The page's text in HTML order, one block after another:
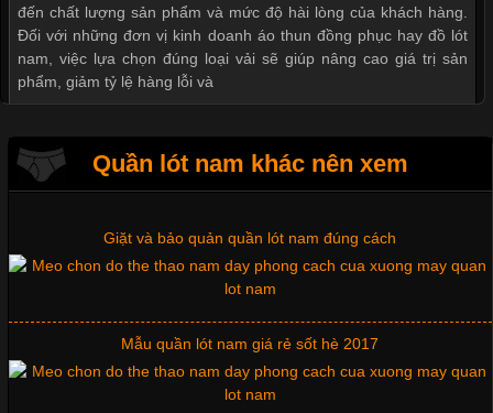
đến chất lượng sản phẩm và mức độ hài lòng của khách hàng.
Đối với những đơn vị kinh doanh áo thun đồng phục hay đồ lót
nam, việc lựa chọn đúng loại vải sẽ giúp nâng cao giá trị sản
phẩm, giảm tỷ lệ hàng lỗi và
Cập nhật 2026-06-01 16:20:50
nhờ tính tiện dụng, dễ phối đồ và phù hợp với nhiều đối tượng.
Bên cạnh chất liệu và kiểu dáng, phần cổ áo cũng là yếu tố
quan trọng tạo nên phong cách riêng cho từng sản phẩm. Mỗi
Quần lót nam khác nên xem
Thị hiều quần lót nam bơi lội nam và nữ 2017
Giặt và bảo quản quần lót nam đúng cách
Mẫu quần lót nam giá rẻ sốt hè 2017